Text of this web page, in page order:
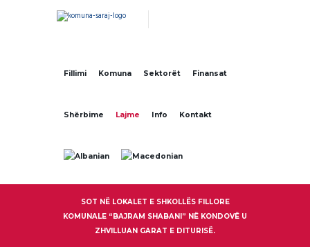
Fillimi Komuna Sektorët Finansat
Shërbime Lajme Info Kontakt
SOT NË LOKALET E SHKOLLËS FILLORE
KOMUNALE “BAJRAM SHABANI” NË KONDOVË U
ZHVILLUAN GARAT E DITURISË.